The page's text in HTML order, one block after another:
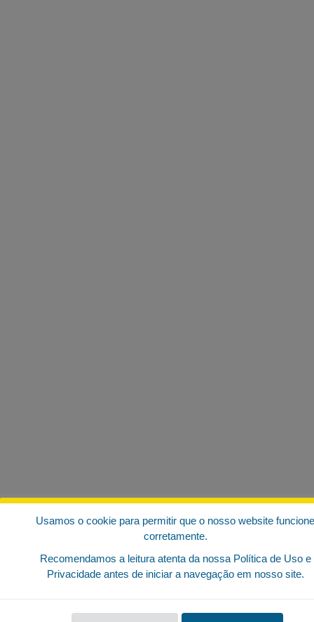
Usamos o cookie para permitir que o nosso website funcione
corretamente.
Recomendamos a leitura atenta da nossa Política de Uso e
Privacidade antes de iniciar a navegação em nosso site.